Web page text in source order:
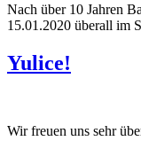
Nach über 10 Jahren
15.01.2020 überall im
Yulice!
Wir freuen uns sehr